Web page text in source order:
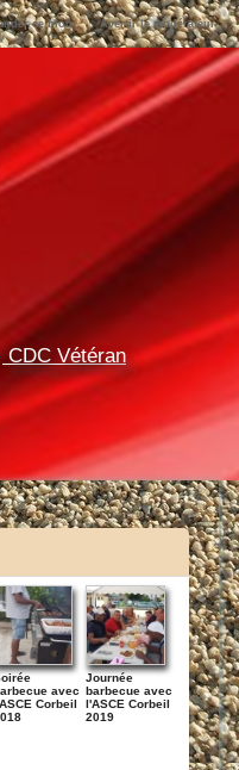
ce blog Avertir le modérateur
CDC Vétéran
avec
Corbeil
Journée
barbecue avec
l'ASCE Corbeil
2019